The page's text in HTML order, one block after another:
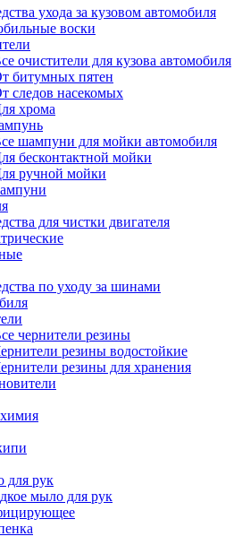
ухода за кузовом автомобиля
воски
очистители для кузова автомобиля
битумных пятен
следов насекомых
хрома
шампуни для мойки автомобиля
бесконтактной мойки
ручной мойки
для чистки двигателя
по уходу за шинами
чернители резины
резины водостойкие
резины для хранения
для рук
мыло для рук